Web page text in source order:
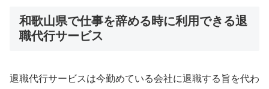
和歌山県で仕事を辞める時に利用できる退
職代行サービス
退職代行サービスは今勤めている会社に退職する旨を代わ